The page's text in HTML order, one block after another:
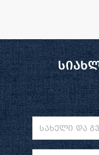
სახელი და